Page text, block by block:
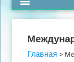
Главная >